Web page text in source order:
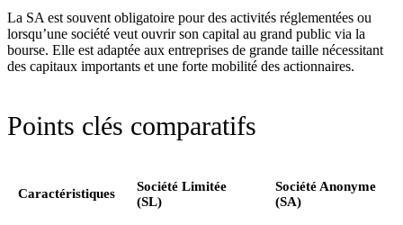
La SA est souvent obligatoire pour des activités réglementées ou
lorsqu’une société veut ouvrir son capital au grand public via la
bourse. Elle est adaptée aux entreprises de grande taille nécessitant
des capitaux importants et une forte mobilité des actionnaires.
Points clés comparatifs
Caractéristiques
Société Limitée
(SL)
Société Anonyme
(SA)